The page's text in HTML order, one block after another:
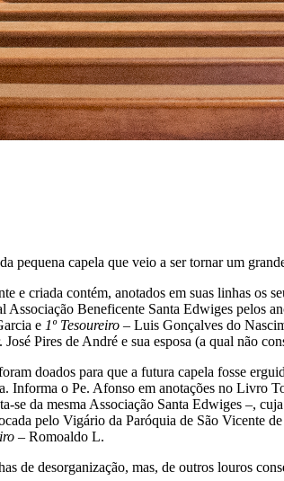
capela que veio a ser tornar um
criada contém, anotados em suas linhas os
Beneficente Santa Edwiges pelos
e 1º Tesoureiro – Luis Gonçalves do
Pires de André e sua esposa (a qual não
doados para que a futura capela fosse
Informa o Pe. Afonso em anotações no Livro
da mesma Associação Santa Edwiges –,
pelo Vigário da Paróquia de São Vicente
– Romoaldo L.
de desorganização, mas, de outros louros